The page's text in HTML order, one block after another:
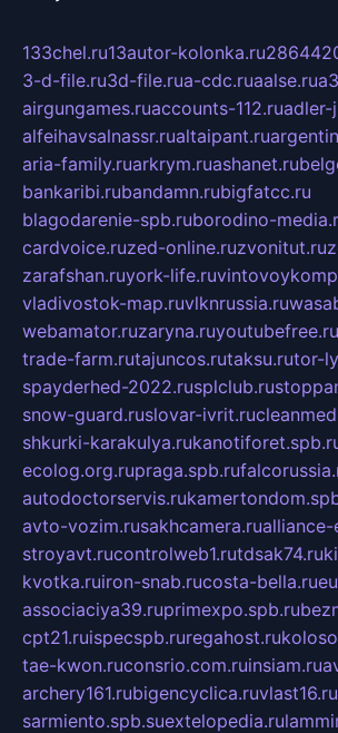
133chel.ru13autor-kolonka.ru
3-d-file.ru3d-file.rua-cdc.ruaalse.ru
airgungames.ruaccounts-112.ruadler-
alfeihavsalnassr.rualtaipant.ru
aria-family.ruarkrym.ruashanet.ru
bankaribi.rubandamn.rubigfatcc.ru
blagodarenie-spb.ruborodino-
cardvoice.ruzed-online.ruzvonitut.ru
zarafshan.ruyork-life.ru
vladivostok-map.ruvlknrussia.ru
webamator.ruzaryna.ruyoutubefree.ru
trade-farm.rutajuncos.rutaksu.rutor-
spayderhed-2022.rusplclub.ru
snow-guard.ruslovar-ivrit.ru
shkurki-karakulya.ru
ecolog.org.rupraga.spb.ru
autodoctorservis.ru
avto-vozim.rusakhcamera.ru
stroyavt.rucontrolweb1.rutdsak74.ru
kvotka.ruiron-snab.rucosta-bella.ru
associaciya39.ruprimexpo.spb.ru
cpt21.ruispecspb.ruregahost.ru
tae-kwon.ruconsrio.com.ruinsiam.ru
archery161.rubigencyclica.ruvlast16.ru
sarmiento.spb.suextelopedia.ru